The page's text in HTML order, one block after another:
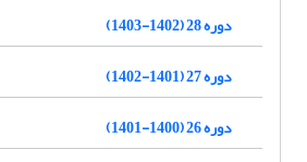
دوره 28 (1402-1403)
دوره 27 (1401-1402)
دوره 26 (1400-1401)